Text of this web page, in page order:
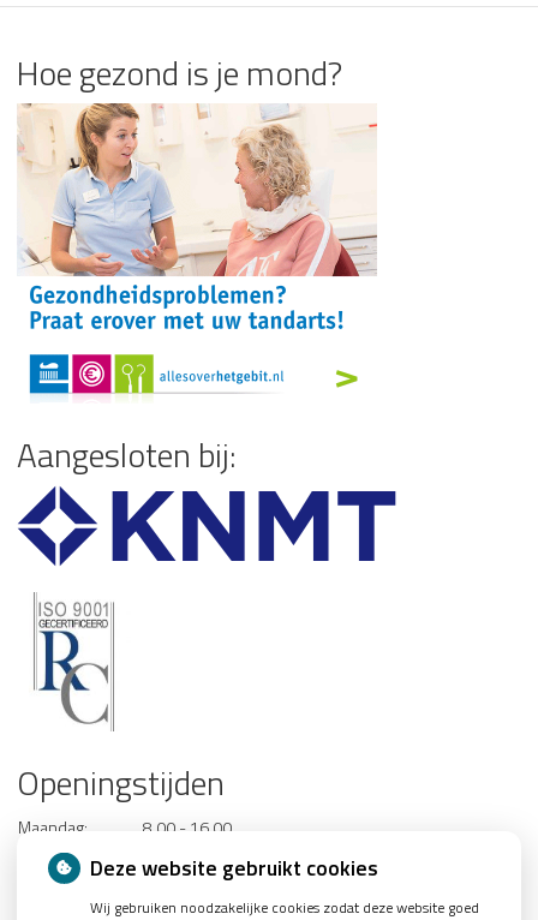
Hoe gezond is je mond?
Aangesloten bij:
Openingstijden
Maandag:
8.00 - 16.00
Dinsdag:
Woensdag:
8.00 - 16.00
Donderdag:
8.00 - 16.00
Deze website gebruikt cookies
Wij gebruiken noodzakelijke cookies zodat deze website goed